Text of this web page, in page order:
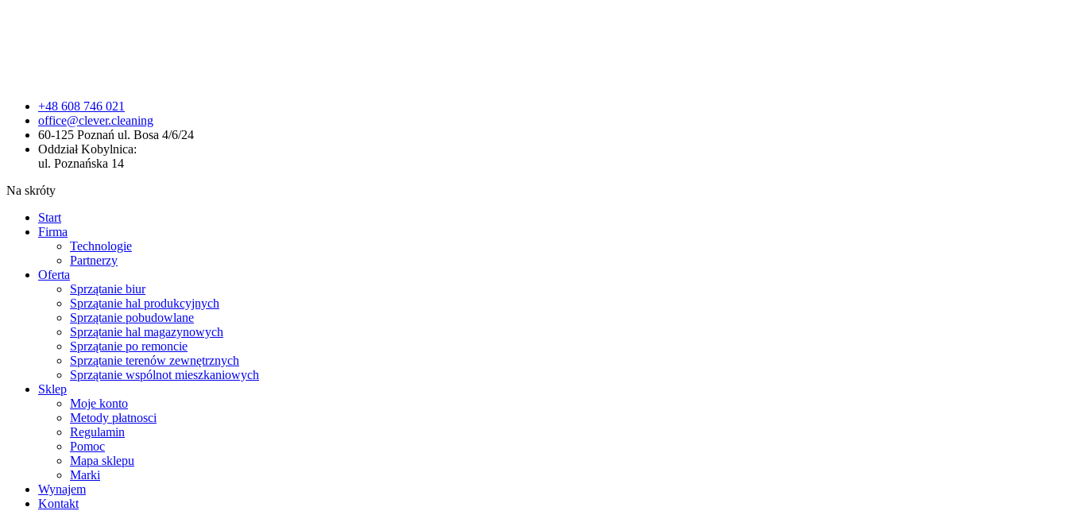
+48 608 746 021
office@clever.cleaning
60-125 Poznań ul. Bosa 4/6/24
Oddział Kobylnica:
ul. Poznańska 14
Na skróty
Start
Firma
Technologie
Partnerzy
Oferta
Sprzątanie biur
Sprzątanie hal produkcyjnych
Sprzątanie pobudowlane
Sprzątanie hal magazynowych
Sprzątanie po remoncie
Sprzątanie terenów zewnętrznych
Sprzątanie wspólnot mieszkaniowych
Sklep
Moje konto
Metody płatnosci
Regulamin
Pomoc
Mapa sklepu
Marki
Wynajem
Kontakt